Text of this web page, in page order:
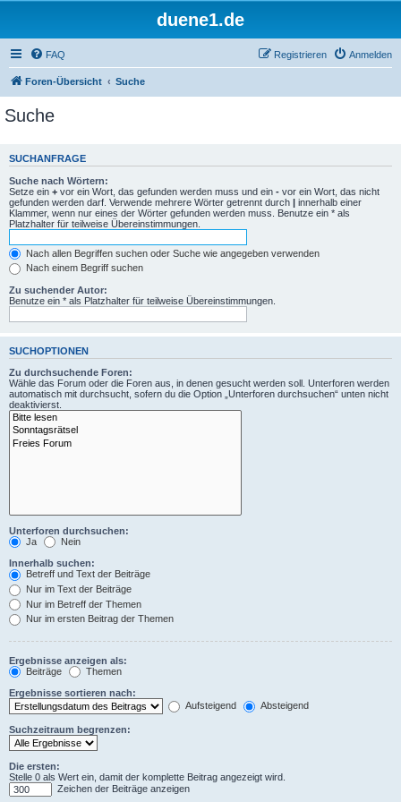
duene1.de
FAQ Anmelden
Registrieren
Foren-Übersicht Suche
Suche
SUCHANFRAGE
Suche nach Wörtern:
Setze ein + vor ein Wort, das gefunden werden muss und ein - vor ein Wort, das nicht
gefunden werden darf. Verwende mehrere Wörter getrennt durch | innerhalb einer
Klammer, wenn nur eines der Wörter gefunden werden muss. Benutze ein * als
Platzhalter für teilweise Übereinstimmungen.
Nach allen Begriffen suchen oder Suche wie angegeben verwenden
Nach einem Begriff suchen
Zu suchender Autor:
Benutze ein * als Platzhalter für teilweise Übereinstimmungen.
SUCHOPTIONEN
Zu durchsuchende Foren:
Wähle das Forum oder die Foren aus, in denen gesucht werden soll. Unterforen werden
automatisch mit durchsucht, sofern du die Option „Unterforen durchsuchen“ unten nicht
deaktivierst.
Unterforen durchsuchen:
Ja
Nein
Innerhalb suchen:
Betreff und Text der Beiträge
Nur im Text der Beiträge
Nur im Betreff der Themen
Nur im ersten Beitrag der Themen
Ergebnisse anzeigen als:
Beiträge
Themen
Ergebnisse sortieren nach:
Aufsteigend
Absteigend
Suchzeitraum begrenzen:
Die ersten:
Stelle 0 als Wert ein, damit der komplette Beitrag angezeigt wird.
Zeichen der Beiträge anzeigen